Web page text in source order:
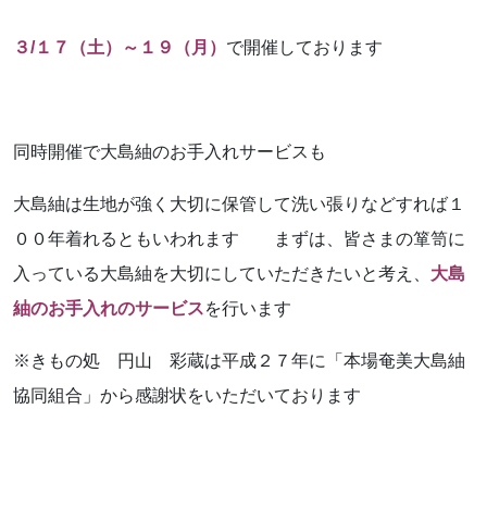
３/１７（土）～１９（月） で開催しております
同時開催で大島紬のお手入れサービスも
大島紬は生地が強く大切に保管して洗い張りなどすれば１
００年着れるともいわれます まずは、皆さまの箪笥に
入っている大島紬を大切にしていただきたいと考え、 大島
紬のお手入れのサービスを行います
※きもの処 円山 彩蔵は平成２７年に「本場奄美大島紬
協同組合」から感謝状をいただいております